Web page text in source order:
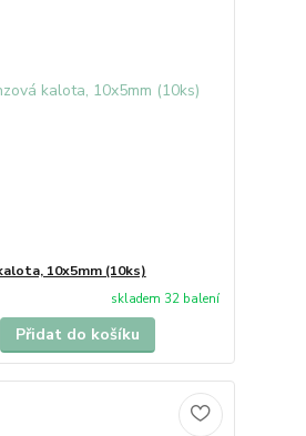
10x5mm (10ks)
skladem 32 balení
Přidat do košíku